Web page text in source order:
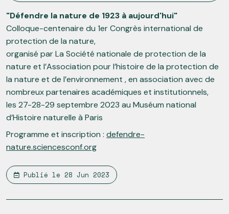
"Défendre la nature de 1923 à aujourd'hui"
Colloque-centenaire du 1er Congrès international de
protection de la nature,
organisé par La Société nationale de protection de la
nature et l’Association pour l’histoire de la protection de
la nature et de l’environnement , en association avec de
nombreux partenaires académiques et institutionnels,
les 27-28-29 septembre 2023 au Muséum national
d’Histoire naturelle à Paris
Programme et inscription : defendre-
nature.sciencesconf.org
Publié le 28 Jun 2023